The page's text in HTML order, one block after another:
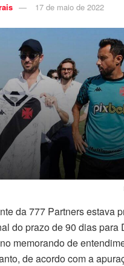
17 de maio de 2022
da 777 Partners estava
do prazo de 90 dias para
memorando de
de acordo com a